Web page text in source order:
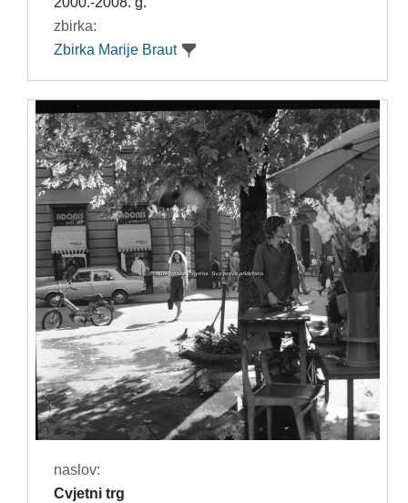
zbirka:
Zbirka Marije Braut
naslov:
Cvjetni trg